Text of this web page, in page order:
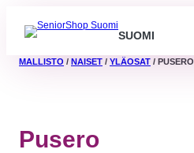
SUOMI
MALLISTO / NAISET / YLÄOSAT / PUSERO
Pusero